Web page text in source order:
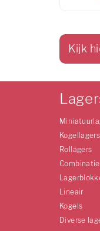
Kijk
Kogellagers
Rollagers
Lineair
Kogels
Diverse